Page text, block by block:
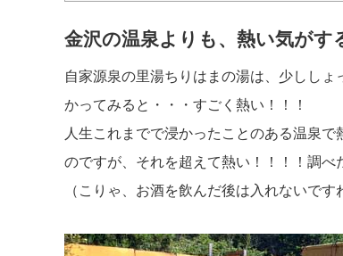
金沢の温泉よりも、熱い気がす
自家源泉の里湯ちりはまの湯は、少しし
かってみると・・・すごく熱い！！！
人生これまでで浸かったことのある温泉
のですが、それを超えて熱い！！！！調べ
（こりゃ、お酒を飲んだ後は入れないです